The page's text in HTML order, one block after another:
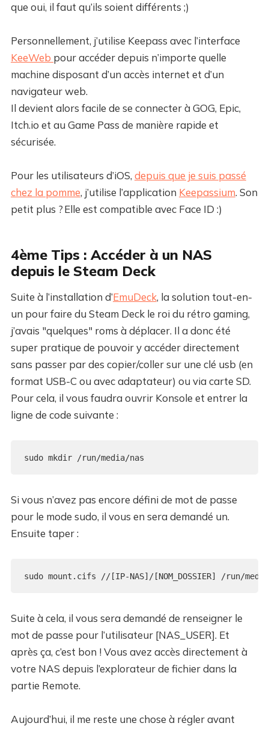
que oui, il faut qu’ils soient différents ;)
Personnellement, j’utilise Keepass avec l’interface
KeeWeb pour accéder depuis n’importe quelle
machine disposant d’un accès internet et d’un
navigateur web.
Il devient alors facile de se connecter à GOG, Epic,
Itch.io et au Game Pass de manière rapide et
sécurisée.
Pour les utilisateurs d’iOS, depuis que je suis passé
chez la pomme, j’utilise l’application Keepassium. Son
petit plus ? Elle est compatible avec Face ID :)
4ème Tips : Accéder à un NAS
depuis le Steam Deck
Suite à l’installation d’EmuDeck, la solution tout-en-
un pour faire du Steam Deck le roi du rétro gaming,
j’avais "quelques" roms à déplacer. Il a donc été
super pratique de pouvoir y accéder directement
sans passer par des copier/coller sur une clé usb (en
format USB-C ou avec adaptateur) ou via carte SD.
Pour cela, il vous faudra ouvrir Konsole et entrer la
ligne de code suivante :
Si vous n’avez pas encore défini de mot de passe
pour le mode sudo, il vous en sera demandé un.
Ensuite taper :
Suite à cela, il vous sera demandé de renseigner le
mot de passe pour l’utilisateur [NAS_USER]. Et
après ça, c’est bon ! Vous avez accès directement à
votre NAS depuis l’explorateur de fichier dans la
partie Remote.
Aujourd’hui, il me reste une chose à régler avant